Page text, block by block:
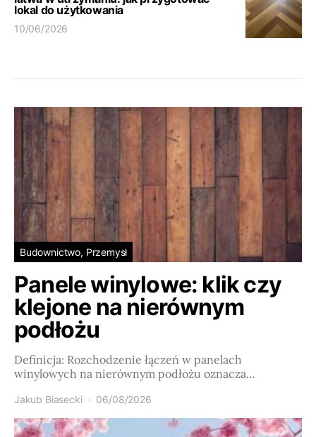
lokal do użytkowania
10/06/2026
Budownictwo, Przemysł
Panele winylowe: klik czy
klejone na nierównym
podłożu
Definicja: Rozchodzenie łączeń w panelach
winylowych na nierównym podłożu oznacza…
Jakub Biasecki 06/08/2026